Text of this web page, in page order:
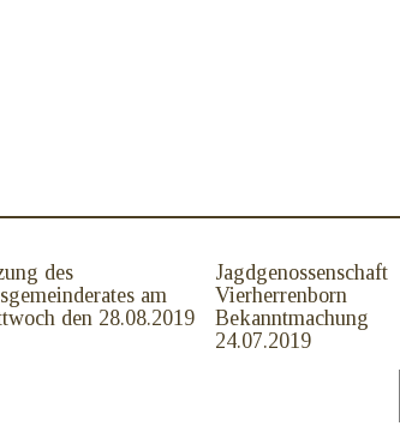
des
am
den 28.08.2019
Jagdgenossenschaft
Vierherrenborn
Bekanntmachung
24.07.2019